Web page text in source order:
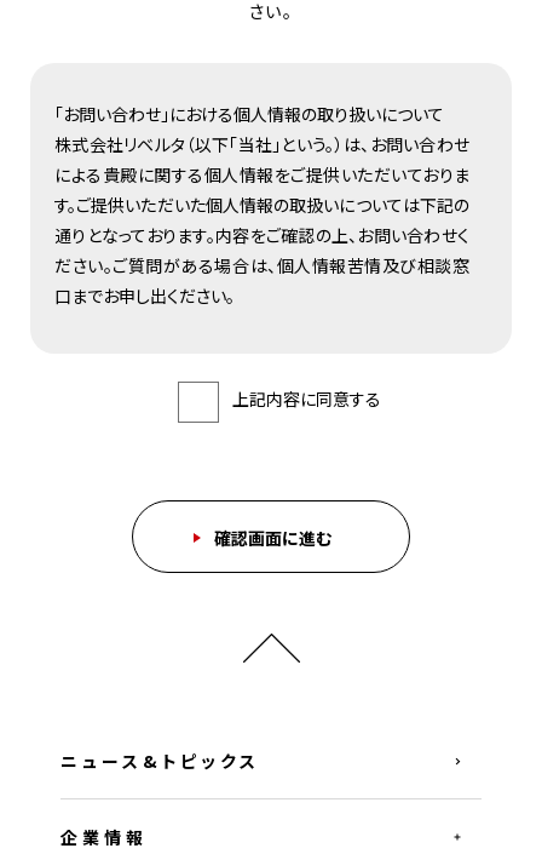
さい。
「お問い合わせ」における個人情報の取り扱いについて
株式会社リベルタ（以下「当社」という。）は、お問い合わせ
による貴殿に関する個人情報をご提供いただいておりま
す。ご提供いただいた個人情報の取扱いについては下記の
通りとなっております。内容をご確認の上、お問い合わせく
ださい。ご質問がある場合は、個人情報苦情及び相談窓
口までお申し出ください。
事業者の名称 株式会社リベルタ
個人情報保護管理者 取締役管理部長
いただいた個人情報は、お問い合わせ対応と対応に関す
る満足度アンケートなどに使用させていただきます。
【第三者への提供】
人情報を第三者に提供いたしません。
・ お客様の生命、身体または財産の保護のために緊急に
必要がある場合
・ 法令等に基づき、提供に応じなければならない場合
上記内容に同意する
ニュース&トピックス
企業情報